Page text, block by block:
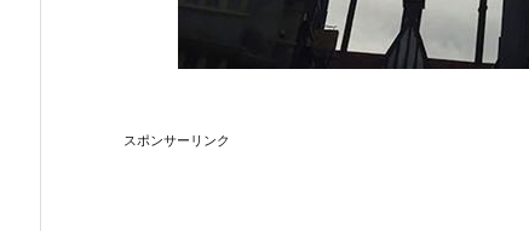
スポンサーリンク